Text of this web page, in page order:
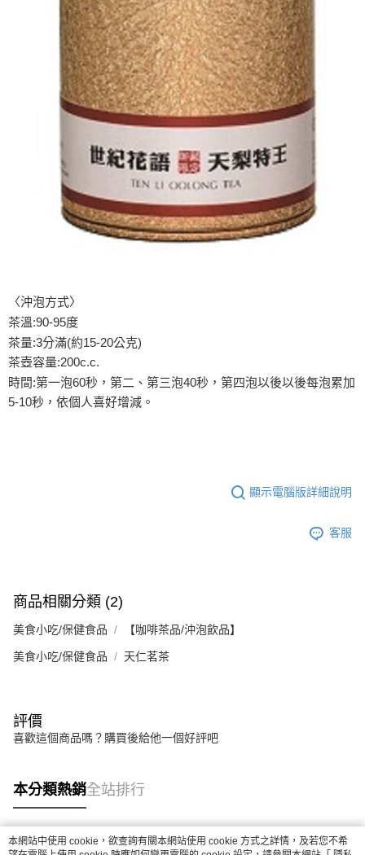
２．關於個人資料處理事宜，請瀏覽以下網址：
https://aftee.tw/terms/#terms3
３．未成年的使用者請事先徵得法定代理人或監護人之同意方可使用
「AFTEE先享後付」，若未經同意申辦者引起之損失，本公司不負相關責
４．使用「AFTEE先享後付」時，將依據個別帳號之用戶狀況，依本公司即
時審查核予不同之上限額度；若仍有額度不足之情形，本公司將視審查結果
請求用戶進行身份認證。
５．嚴禁一人註冊多個帳號或使用他人資訊註冊。若發現惡意使用之情形，
恩沛科技股份有限公司將有權停止該用戶之使用額度並採取法律行動。
〈沖泡方式〉
茶溫:90-95度
茶量:3分滿(約15-20公克)
茶壺容量:200c.c.
時間:第一泡60秒，第二、第三泡40秒，第四泡以後以後每泡累加
5-10秒，依個人喜好增減。
顯示電腦版詳細說明
客服
商品相關分類 (2)
美食小吃/保健食品 【咖啡茶品/沖泡飲品】
美食小吃/保健食品 天仁茗茶
評價
喜歡這個商品嗎？購買後給他一個好評吧
本分類熱銷全站排行
本網站中使用 cookie，欲查詢有關本網站使用 cookie 方式之詳情，及若您不希